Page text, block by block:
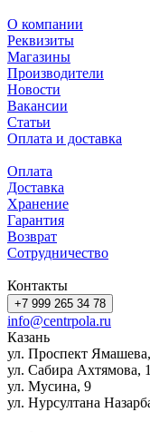
О компании
Реквизиты
Магазины
Производители
Новости
Вакансии
Статьи
Оплата и доставка
Оплата
Доставка
Хранение
Гарантия
Возврат
Сотрудничество
Контакты
+7 999 265 34 78
info@centrpola.ru
Казань
ул. Проспект
ул. Сабира Ахтямова,
ул. Мусина, 9
ул. Нурсултана